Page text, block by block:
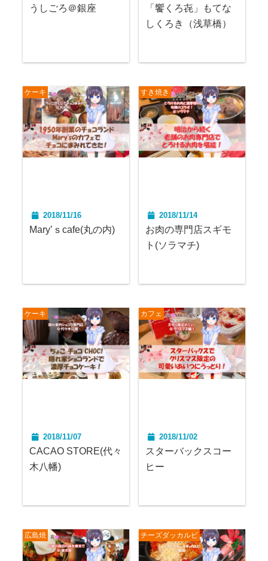
うしごろ＠銀座
「饗くろ㐂」もてな
しくろき（浅草橋）
ケーキ
2018/11/16
Mary’ｓcafe(丸の内)
すき焼き
2018/11/14
お肉の専門店スギモ
ト(ソラマチ)
ケーキ
2018/11/07
CACAO STORE(代々
木八幡)
カフェ
2018/11/02
スターバックスコー
ヒー
広島焼 チーズダッカルビ